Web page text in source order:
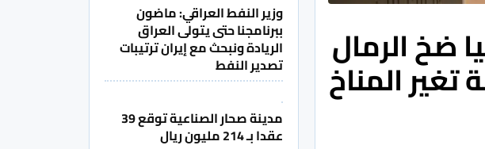
ضخ الرمال
المناخ
وزير النفط العراقي: ماضون
ببرنامجنا حتى يتولى العراق
الريادة ونبحث مع إيران ترتيبات
تصدير النفط
مدينة صحار الصناعية توقع 39
عقدا بـ 214 مليون ريال